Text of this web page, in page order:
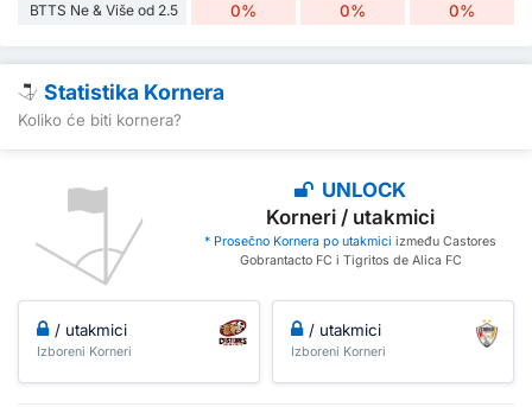
BTTS Ne & Više od 2.5 0% 0% 0%
Statistika Kornera
Koliko će biti kornera?
UNLOCK
Korneri / utakmici
* Prosečno Kornera po utakmiciizmeđu Castores
Gobrantacto FC i Tigritos de Alica FC
/ utakmici
Izboreni Korneri
/ utakmici
Izboreni Korneri